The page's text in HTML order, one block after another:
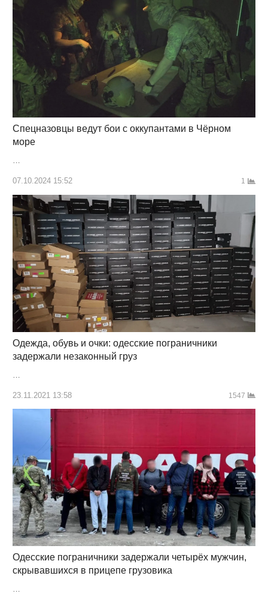
Спецназовцы ведут бои с оккупантами в Чёрном
море
…
07.10.2024 15:52 1
Одежда, обувь и очки: одесские пограничники
задержали незаконный груз
23.11.2021 13:58 1547
Одесские пограничники задержали четырёх мужчин,
скрывавшихся в прицепе грузовика